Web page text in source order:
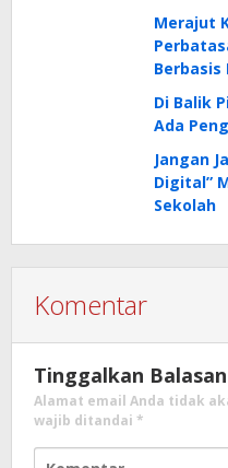
Merajut
Daisaku
Di Balik
Ada
Jangan
Digital”
Sekolah
Komentar
Tinggalkan Balasan
Alamat email Anda tidak
wajib ditandai *